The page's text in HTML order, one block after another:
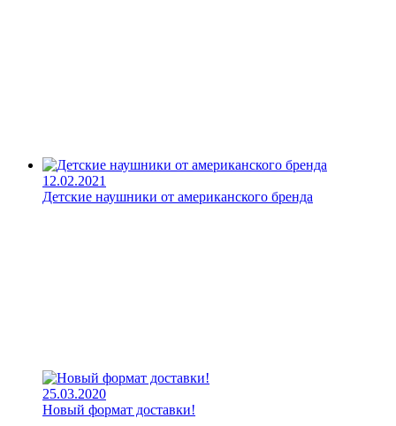
12.02.2021
Детские наушники от американского бренда
25.03.2020
Новый формат доставки!